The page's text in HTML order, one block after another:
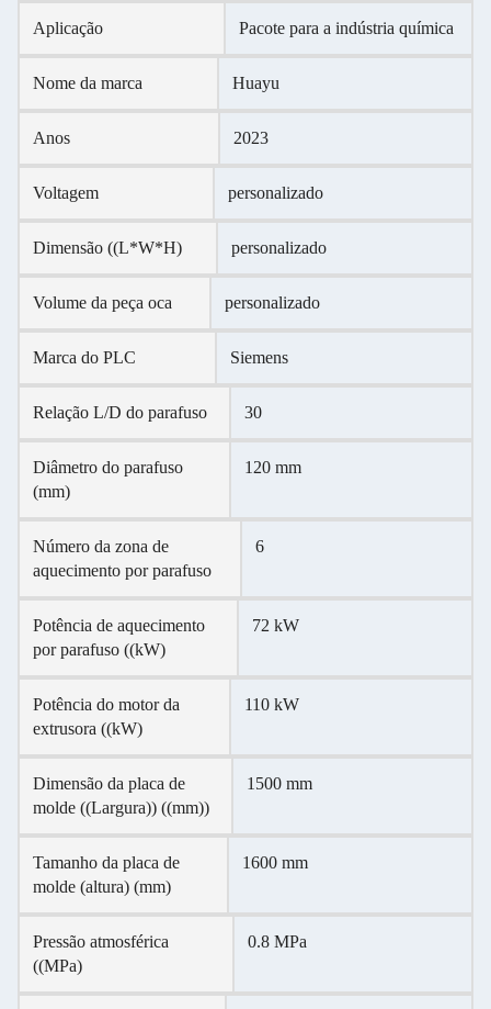
Aplicação Pacote para a indústria química
Nome da marca Huayu
Anos 2023
Voltagem personalizado
Dimensão ((L*W*H) personalizado
Volume da peça oca personalizado
Marca do PLC Siemens
Relação L/D do parafuso 30
Diâmetro do parafuso
(mm)
120 mm
Número da zona de
aquecimento por parafuso
6
Potência de aquecimento
por parafuso ((kW)
72 kW
Potência do motor da
extrusora ((kW)
110 kW
Dimensão da placa de
molde ((Largura)) ((mm))
1500 mm
Tamanho da placa de
molde (altura) (mm)
1600 mm
Pressão atmosférica
((MPa)
0.8 MPa